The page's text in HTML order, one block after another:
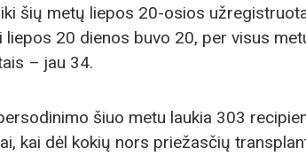
šių metų liepos 20-osios
liepos 20 dienos buvo 20, per visus
– jau 34.
šiuo metu laukia 303
kai dėl kokių nors priežasčių